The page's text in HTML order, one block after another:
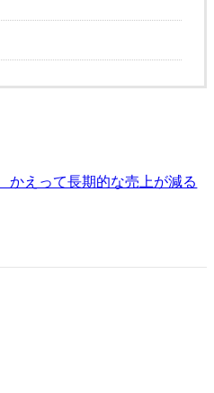
かえって長期的な売上が減る